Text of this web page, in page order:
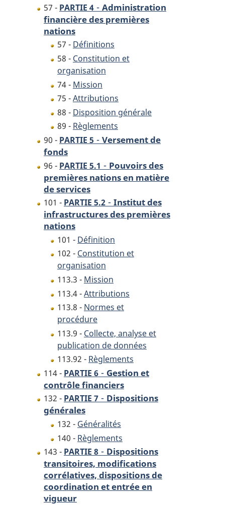
57 - PARTIE 4 - Administration
financière des premières
nations
57 - Définitions
58 - Constitution et
organisation
74 - Mission
75 -Attributions
88 - Disposition générale
89 - Règlements
90 - PARTIE 5 - Versement de
fonds
96 - PARTIE 5.1 - Pouvoirs des
premières nations en matière
de services
101 - PARTIE 5.2 - Institut des
infrastructures des premières
nations
101 - Définition
102 - Constitution et
organisation
113.3 - Mission
113.4 -Attributions
113.8 - Normes et
procédure
113.9 - Collecte, analyse et
publication de données
113.92 - Règlements
114 - PARTIE 6 - Gestion et
contrôle financiers
132 - PARTIE 7 - Dispositions
générales
132 - Généralités
140 - Règlements
143 - PARTIE 8 - Dispositions
transitoires, modifications
corrélatives, dispositions de
coordination et entrée en
vigueur